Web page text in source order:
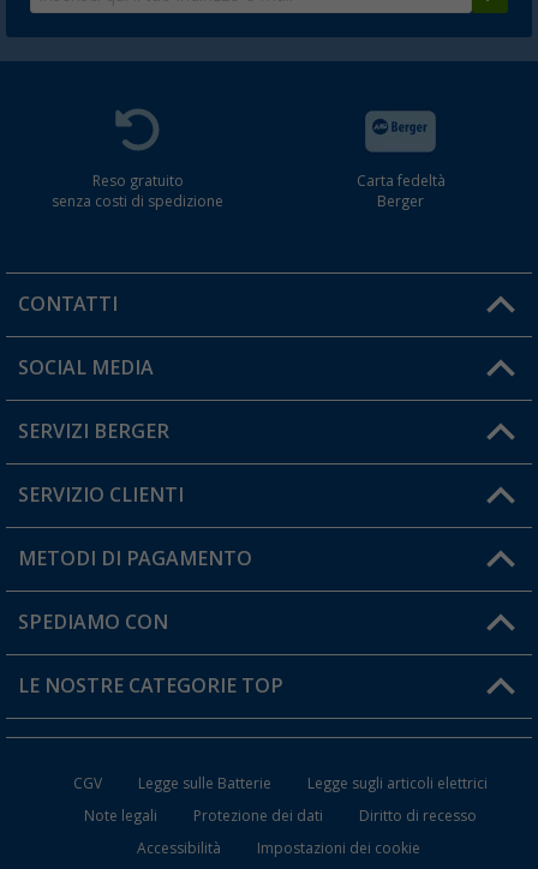
Reso gratuito
senza costi di spedizione
Carta fedeltà
Berger
CONTATTI
Orari di apertura del servizio:
Hai una domanda?
SOCIAL MEDIA
SERVIZI BERGER
Diventare rivenditori
Il mio Account
Carta fedeltà Berger
SERVIZIO CLIENTI
Informazioni sulla spedizione
Resi
FAQ e Contatti
METODI DI PAGAMENTO
SPEDIAMO CON
LE NOSTRE CATEGORIE TOP
WC da Campeggio
Mobili per il Campeggio
CGV Legge sulle Batterie
Legge sugli articoli elettrici
Note legali
Protezione dei dati
Diritto di recesso
Accessibilità
Impostazioni dei cookie